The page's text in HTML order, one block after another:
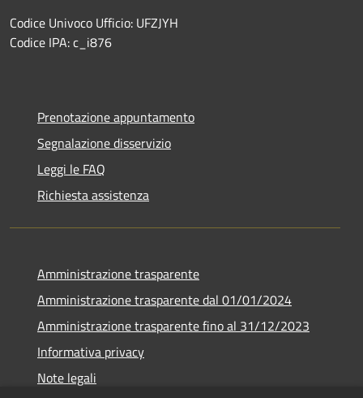
Codice Univoco Ufficio: UFZJYH
Codice IPA: c_i876
Prenotazione appuntamento
Segnalazione disservizio
Leggi le FAQ
Richiesta assistenza
Amministrazione trasparente
Amministrazione trasparente dal 01/01/2024
Amministrazione trasparente fino al 31/12/2023
Informativa privacy
Note legali